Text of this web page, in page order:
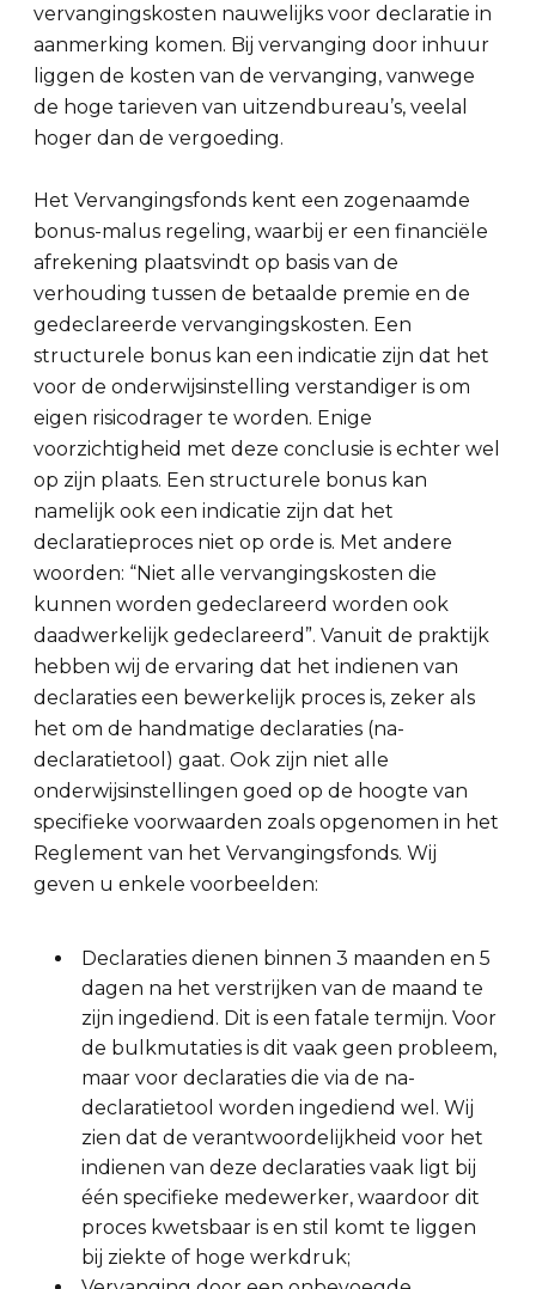
vervangingskosten nauwelijks voor declaratie in
aanmerking komen. Bij vervanging door inhuur
liggen de kosten van de vervanging, vanwege
de hoge tarieven van uitzendbureau’s, veelal
hoger dan de vergoeding.
Het Vervangingsfonds kent een zogenaamde
bonus-malus regeling, waarbij er een financiële
afrekening plaatsvindt op basis van de
verhouding tussen de betaalde premie en de
gedeclareerde vervangingskosten. Een
structurele bonus kan een indicatie zijn dat het
voor de onderwijsinstelling verstandiger is om
eigen risicodrager te worden. Enige
voorzichtigheid met deze conclusie is echter wel
op zijn plaats. Een structurele bonus kan
namelijk ook een indicatie zijn dat het
declaratieproces niet op orde is. Met andere
woorden: “Niet alle vervangingskosten die
kunnen worden gedeclareerd worden ook
daadwerkelijk gedeclareerd”. Vanuit de praktijk
hebben wij de ervaring dat het indienen van
declaraties een bewerkelijk proces is, zeker als
het om de handmatige declaraties (na-
declaratietool) gaat. Ook zijn niet alle
onderwijsinstellingen goed op de hoogte van
specifieke voorwaarden zoals opgenomen in het
Reglement van het Vervangingsfonds. Wij
geven u enkele voorbeelden:
Declaraties dienen binnen 3 maanden en 5
dagen na het verstrijken van de maand te
zijn ingediend. Dit is een fatale termijn. Voor
de bulkmutaties is dit vaak geen probleem,
maar voor declaraties die via de na-
declaratietool worden ingediend wel. Wij
zien dat de verantwoordelijkheid voor het
indienen van deze declaraties vaak ligt bij
één specifieke medewerker, waardoor dit
proces kwetsbaar is en stil komt te liggen
bij ziekte of hoge werkdruk;